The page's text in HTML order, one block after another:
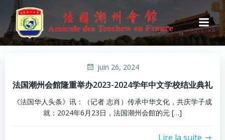
au
contenu
juin 26, 2024
法国潮州会館隆重举办2023-2024学年中文学校结业典礼
《法国华人头条》讯：（记者 志肖）传承中华文化，共庆学子成
就：2024年6月23日，法国潮州会館的元 […]
Lire la suite